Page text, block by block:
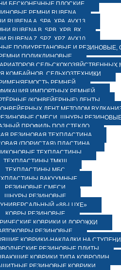
БЕСКОНЕЧНЫЕ ПЛОСКИЕ
РЕМНИ RUBENA
RUBENA А, SPA, XPA, AVX13
RUBENA В, SPВ, ХPВ, ВХ
RUBENA Z, SPZ, XPZ, AVX10
ПОЛИУРЕТАНОВЫЕ И РЕЗИНОВЫЕ,
ПОЛИКЛИНОВЫЕ
СЕЛЬСКОХОЗЯЙСТВЕННЫХ
КОМБАЙНОВ, СЕЛЬХОЗТЕХНИКИ
РЕМНЕЙ
ИМПОРТНЫХ РЕМНЕЙ
(КОНВЕЙЕРНЫЕ) ЛЕНТЫ
ЛЕНТ МЕТОДОМ
СМЕСИ, ШНУРЫ
ПРОФИЛЬ ПОД СТЕКЛО
РЕЗИНОВАЯ ТЕХПЛАСТИНА
(ПОРИСТАЯ) ПЛАСТИНА
ТЕХПЛАСТИНЫ
ТЕХПЛАСТИНЫ ТМКЩ
ТЕХПЛАСТИНЫ МБС
ВАКУУМНЫЕ
РЕЗИНОВЫЕ СМЕСИ
ШНУРЫ РЕЗИНОВЫЕ
«88-LUXE»
КОВРЫ РЕЗИНОВЫЕ
КОВРИКИ И ДОРОЖКИ
РЕЗИНОВЫЕ
КОВРИКИ-НАКЛАДКИ НА СТУПЕНИ
РЕЗИНОВЫЕ ПЛИТЫ
КОВРИКИ ТИПА КОВРОЛИН
РЕЗИНОВЫЕ КОВРИКИ